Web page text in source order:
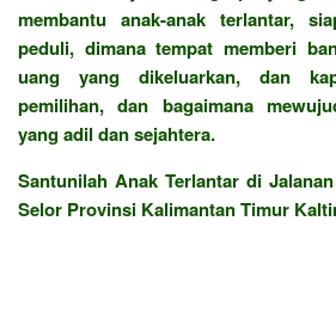
membantu anak-anak terlantar,
peduli, dimana tempat memberi
uang yang dikeluarkan, dan
pemilihan, dan bagaimana
yang adil dan sejahtera.
Santunilah Anak Terlantar di
Selor Provinsi Kalimantan Timur